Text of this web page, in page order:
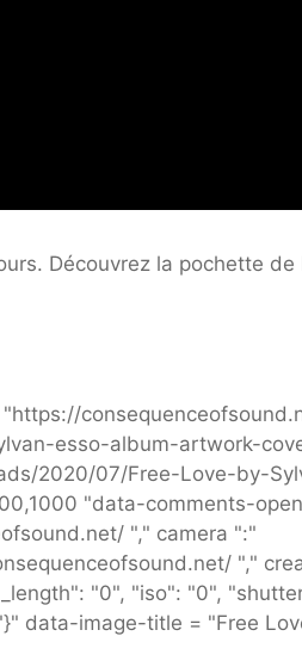
Découvrez la pochette
esso-album-artwork-
2020/07/Free-Love-by-
"data-comments-
"," camera ":"
","
"0", "iso": "0",
data-image-title = "Free